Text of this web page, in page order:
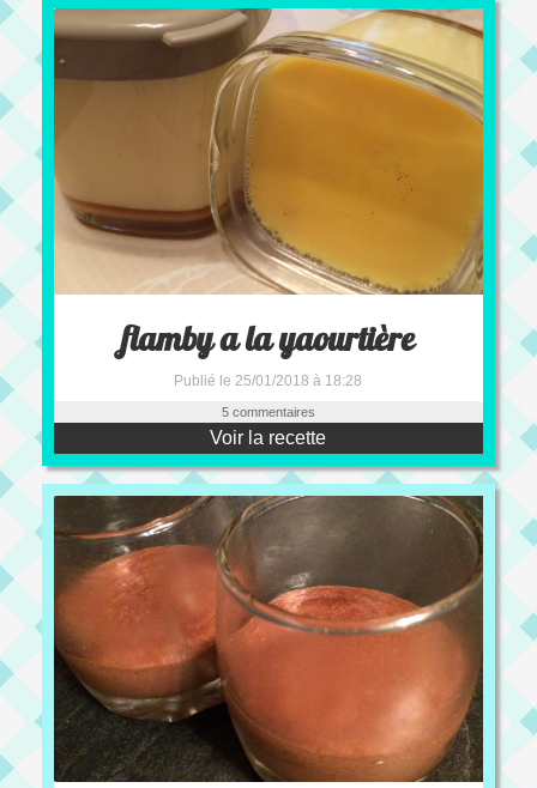
flamby a la yaourtière
Publié le 25/01/2018 à 18:28
5 commentaires
Voir la recette